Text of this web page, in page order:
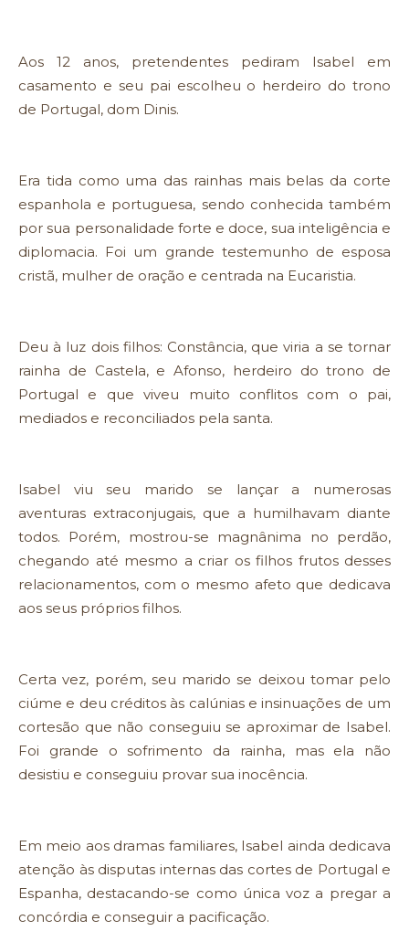
Aos 12 anos, pretendentes pediram Isabel em
casamento e seu pai escolheu o herdeiro do trono
de Portugal, dom Dinis.
Era tida como uma das rainhas mais belas da corte
espanhola e portuguesa, sendo conhecida também
por sua personalidade forte e doce, sua inteligência e
diplomacia. Foi um grande testemunho de esposa
cristã, mulher de oração e centrada na Eucaristia.
Deu à luz dois filhos: Constância, que viria a se tornar
rainha de Castela, e Afonso, herdeiro do trono de
Portugal e que viveu muito conflitos com o pai,
mediados e reconciliados pela santa.
Isabel viu seu marido se lançar a numerosas
aventuras extraconjugais, que a humilhavam diante
todos. Porém, mostrou-se magnânima no perdão,
chegando até mesmo a criar os filhos frutos desses
relacionamentos, com o mesmo afeto que dedicava
aos seus próprios filhos.
Certa vez, porém, seu marido se deixou tomar pelo
ciúme e deu créditos às calúnias e insinuações de um
cortesão que não conseguiu se aproximar de Isabel.
Foi grande o sofrimento da rainha, mas ela não
desistiu e conseguiu provar sua inocência.
Em meio aos dramas familiares, Isabel ainda dedicava
atenção às disputas internas das cortes de Portugal e
Espanha, destacando-se como única voz a pregar a
concórdia e conseguir a pacificação.